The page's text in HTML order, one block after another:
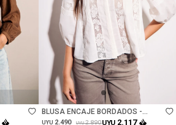
Talle
BLUSA ENCAJE BORDADOS -
NACAR
UYU 2.490 UYU 2.890UYU 2.117